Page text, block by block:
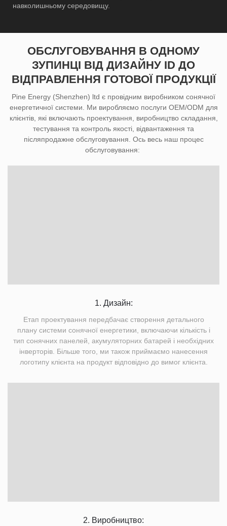
навколишньому середовищу.
ОБСЛУГОВУВАННЯ В ОДНОМУ
ЗУПИНЦІ ВІД ДИЗАЙНУ ID ДО
ВІДПРАВЛЕННЯ ГОТОВОЇ ПРОДУКЦІЇ
Pine Energy (Shenzhen) ltd є провідним виробником сонячної
енергетичної системи. Ми виробляємо послуги OEM/ODM для
клієнтів, які включають проектування, виробництво складання,
тестування та контроль якості, відвантаження та
післяпродажне обслуговування. Ось весь наш процес
обслуговування:
1. Дизайн:
Етап проектування передбачає створення детального
плану системи сонячної енергетики, включаючи кількість і
тип сонячних панелей, акумуляторних батарей і необхідних
інверторів. Більше того, ми також приймаємо нанесення
логотипу клієнта на продукт відповідно до вимог клієнта.
2. Виробництво: